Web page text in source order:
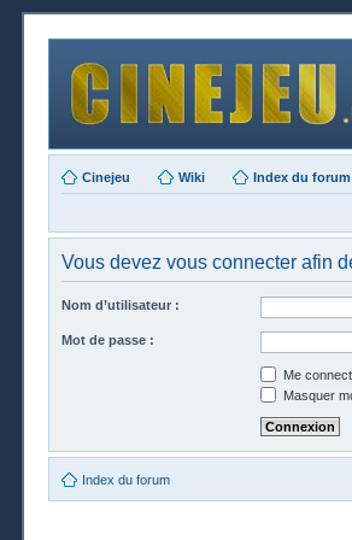
Cinejeu Wiki Index du forum
Vous devez vous connecter afin
Nom d’utilisateur :
Mot de passe :
Me
Masquer
Index du forum